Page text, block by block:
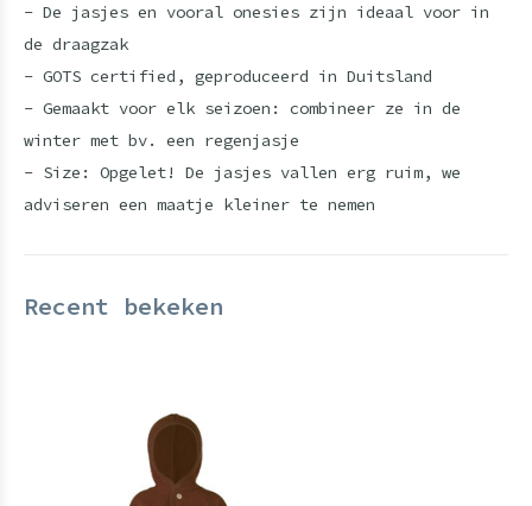
- De jasjes en vooral onesies zijn ideaal voor in
de draagzak
- GOTS certified, geproduceerd in Duitsland
- Gemaakt voor elk seizoen: combineer ze in de
winter met bv. een regenjasje
- Size: Opgelet! De jasjes vallen erg ruim, we
adviseren een maatje kleiner te nemen
Recent bekeken